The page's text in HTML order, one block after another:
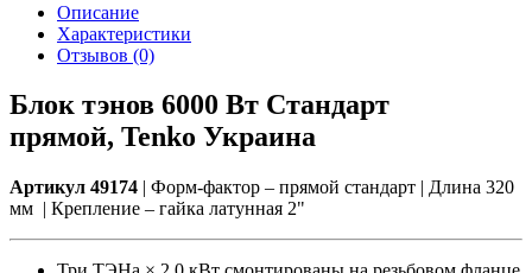
Описание
Характеристики
Отзывов (0)
Блок тэнов 6000 Вт Стандарт
прямой, Tenko Украина
Артикул 49174 | Форм-фактор – прямой стандарт | Длина 320
мм | Крепление – гайка латунная 2"